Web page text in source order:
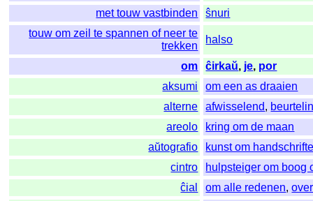
met touw vastbinden
ŝnuri
touw om zeil te spannen of neer te
trekken
halso
om ĉirkaŭ, je, por
aksumi
om een as draaien
alterne
afwisselend,
areolo
kring om de maan
aŭtografio
kunst om
cintro
hulpsteiger om boog
ĉial
om alle redenen,